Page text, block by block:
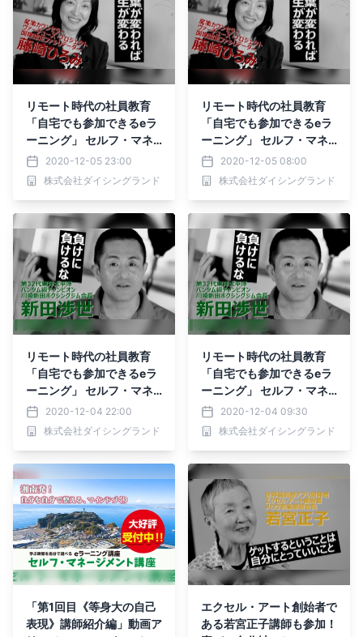
リモート時代の社員教育
「自宅でも参加できるeラ
ーニング」 セルフ・マネ
ージメント
2020-12-05 23:00
株式会社ダイシングランド
リモート時代の社員教育
「自宅でも参加できるeラ
ーニング」 セルフ・マネ
ージメント
2020-12-05 08:00
株式会社ダイシングランド
リモート時代の社員教育
「自宅でも参加できるeラ
ーニング」 セルフ・マネ
ージメント
2020-12-04 22:00
株式会社ダイシングランド
リモート時代の社員教育
「自宅でも参加できるeラ
ーニング」 セルフ・マネ
ージメント
2020-12-04 09:30
株式会社ダイシングランド
「第1回目《等身大の自己
表現》講師紹介編」動画ア
エクセル・アート創始者で
ある若宮正子講師も参加！